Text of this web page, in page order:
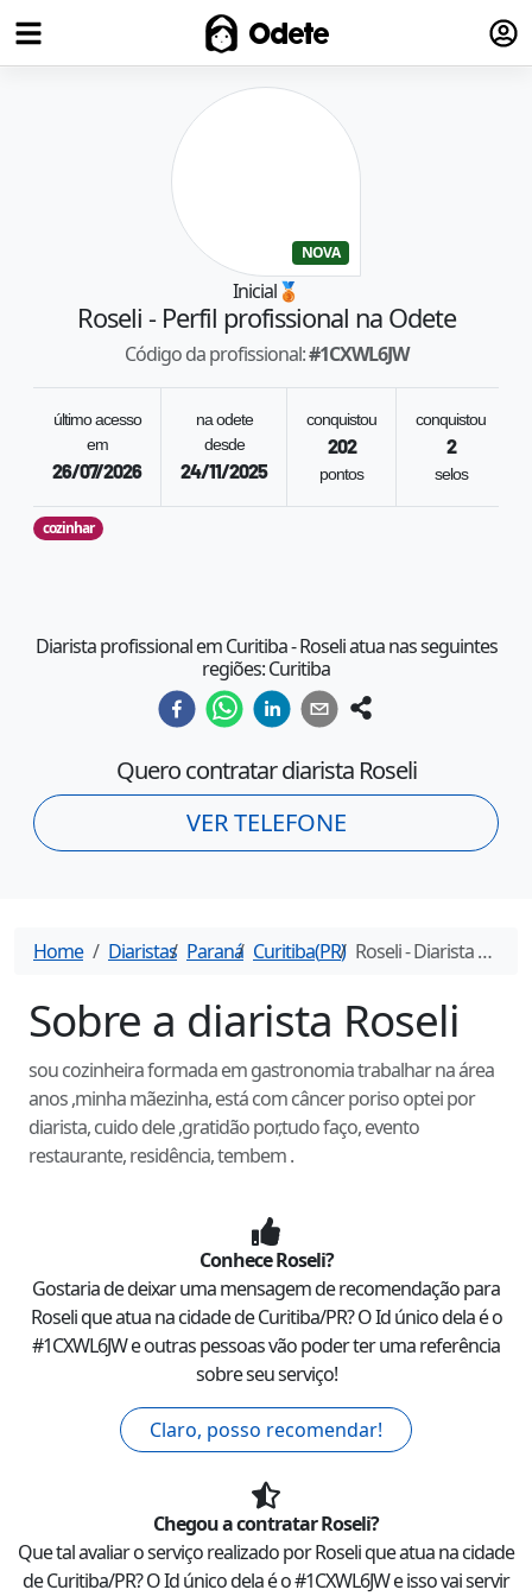
Odete
NOVA
Inicial🥉
Roseli - Perfil profissional na Odete
Código da profissional:#1CXWL6JW
último acesso
em
26/07/2026
na odete
desde
24/11/2025
conquistou
202
pontos
conquistou
2
selos
cozinhar
Diarista profissional em Curitiba - Roseli atua nas seguintes
regiões: Curitiba
Quero contratar diarista Roseli
VER TELEFONE
Home Diaristas Paraná Curitiba(PR) Roseli- Diarista em
Sobre a diarista Roseli
sou cozinheira formada em gastronomia trabalhar na área
anos ,minha mãezinha, está com câncer poriso optei por
diarista, cuido dele ,gratidão por,tudo faço, evento
restaurante, residência, tembem .
ConheceRoseli?
Gostaria de deixar uma mensagem de recomendação para
Roselique atua na cidade deCuritiba/PR? O Id único dela é o
#1CXWL6JWe outras pessoas vão poder ter uma referência
sobre seu serviço!
Claro, posso recomendar!
Chegou a contratarRoseli?
Que tal avaliar o serviço realizado porRoselique atua na cidade
deCuritiba/PR? O Id único dela é o #1CXWL6JWe isso vai servir